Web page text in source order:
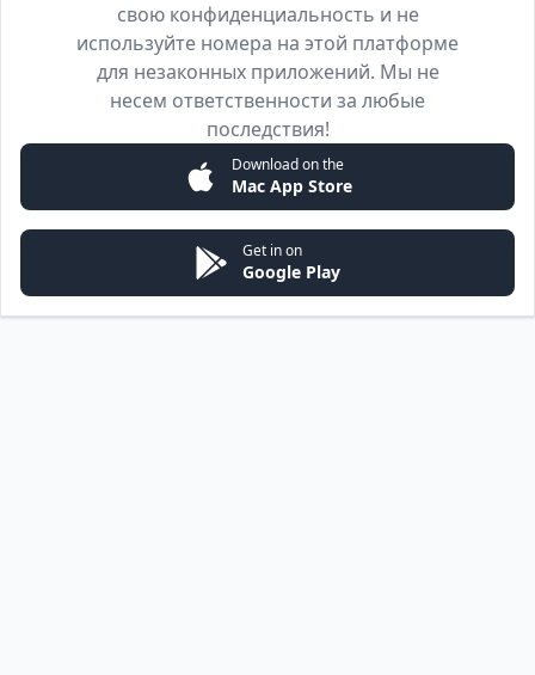
свою конфиденциальность и не
используйте номера на этой платформе
для незаконных приложений. Мы не
несем ответственности за любые
последствия!
Download on the
Mac App Store
Get in on
Google Play